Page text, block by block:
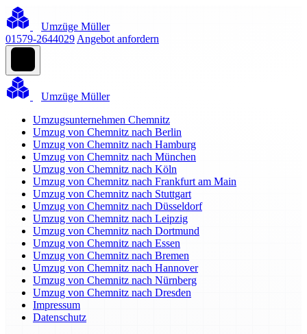
Umzüge Müller
01579-2644029 Angebot anfordern
Umzüge Müller
Umzugsunternehmen Chemnitz
Umzug von Chemnitz nach Berlin
Umzug von Chemnitz nach Hamburg
Umzug von Chemnitz nach München
Umzug von Chemnitz nach Köln
Umzug von Chemnitz nach Frankfurt am Main
Umzug von Chemnitz nach Stuttgart
Umzug von Chemnitz nach Düsseldorf
Umzug von Chemnitz nach Leipzig
Umzug von Chemnitz nach Dortmund
Umzug von Chemnitz nach Essen
Umzug von Chemnitz nach Bremen
Umzug von Chemnitz nach Hannover
Umzug von Chemnitz nach Nürnberg
Umzug von Chemnitz nach Dresden
Impressum
Datenschutz